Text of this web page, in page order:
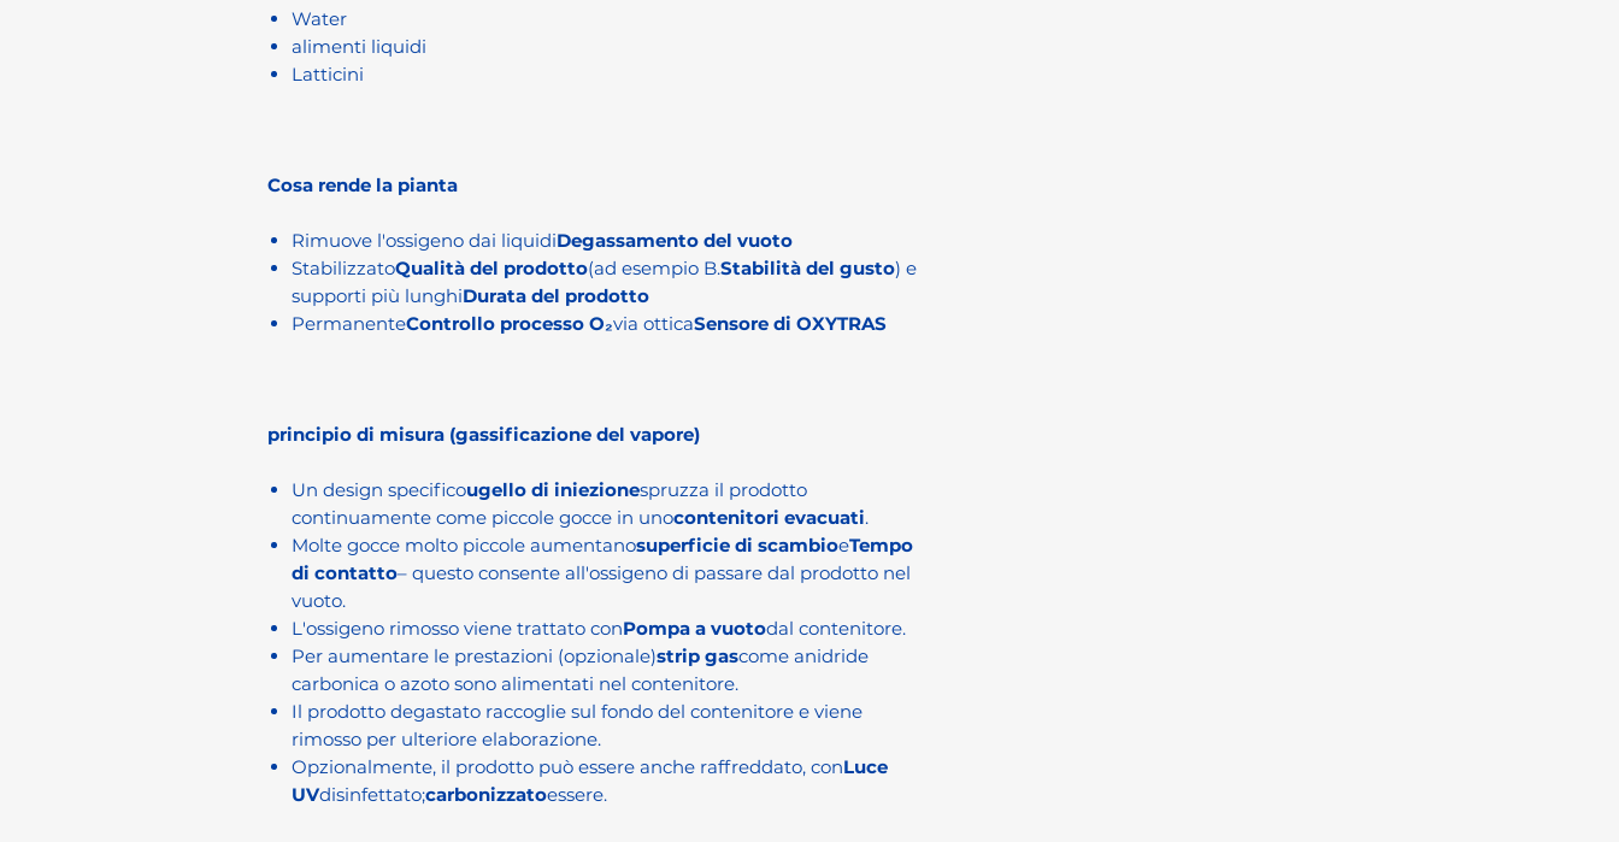
Water
alimenti liquidi
Latticini
Cosa rende la pianta
Rimuove l'ossigeno dai liquidiDegassamento del vuoto
StabilizzatoQualità del prodotto(ad esempio B.Stabilità del gusto) e
supporti più lunghiDurata del prodotto
PermanenteControllo processo O₂via otticaSensore di OXYTRAS
principio di misura (gassificazione del vapore)
Un design specificougello di iniezionespruzza il prodotto
continuamente come piccole gocce in unocontenitori evacuati.
Molte gocce molto piccole aumentanosuperficie di scambioeTempo
di contatto– questo consente all'ossigeno di passare dal prodotto nel
vuoto.
L'ossigeno rimosso viene trattato conPompa a vuotodal contenitore.
Per aumentare le prestazioni (opzionale)strip gascome anidride
carbonica o azoto sono alimentati nel contenitore.
Il prodotto degastato raccoglie sul fondo del contenitore e viene
rimosso per ulteriore elaborazione.
Opzionalmente, il prodotto può essere anche raffreddato, conLuce
UVdisinfettato;carbonizzatoessere.